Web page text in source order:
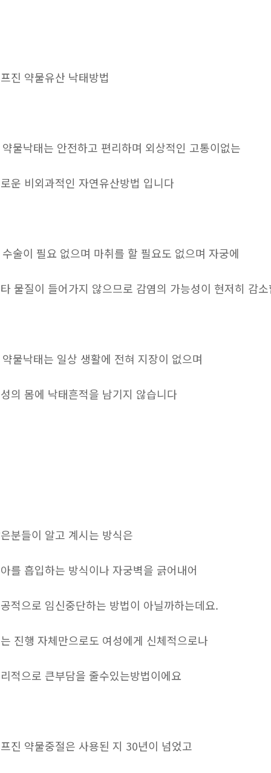
진 약물유산 낙태방법
약물낙태는 안전하고 편리하며 외상적인 고통이없는
운 비외과적인 자연유산방법 입니다
술이 필요 없으며 마취를 할 필요도 없으며 자궁에
물질이 들어가지 않으므로 감염의 가능성이 현저히 감
물낙태는 일상 생활에 전혀 지장이 없으며
의 몸에 낙태흔적을 남기지 않습니다
분들이 알고 계시는 방식은
를 흡입하는 방식이나 자궁벽을 긁어내어
적으로 임신중단하는 방법이 아닐까하는데요.
진행 자체만으로도 여성에게 신체적으로나
적으로 큰부담을 줄수있는방법이에요
진 약물중절은 사용된 지 30년이 넘었고